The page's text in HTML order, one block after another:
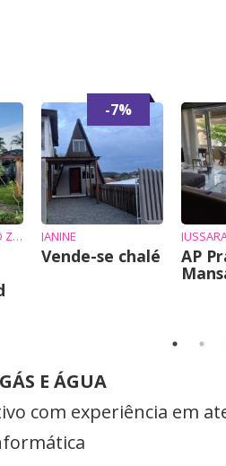
SANDRO MARCELO ZIEMBIKIEWICZ
-7%
JANINE
Vende-se chalé AP
E ÁGUA
com experiência em